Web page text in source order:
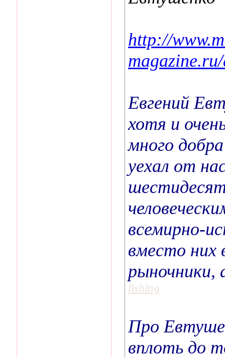
http://
Евгений
хотя и
много
уехал от
всемирно-
вместо них
рыночники,
fishing
Про
вплоть до